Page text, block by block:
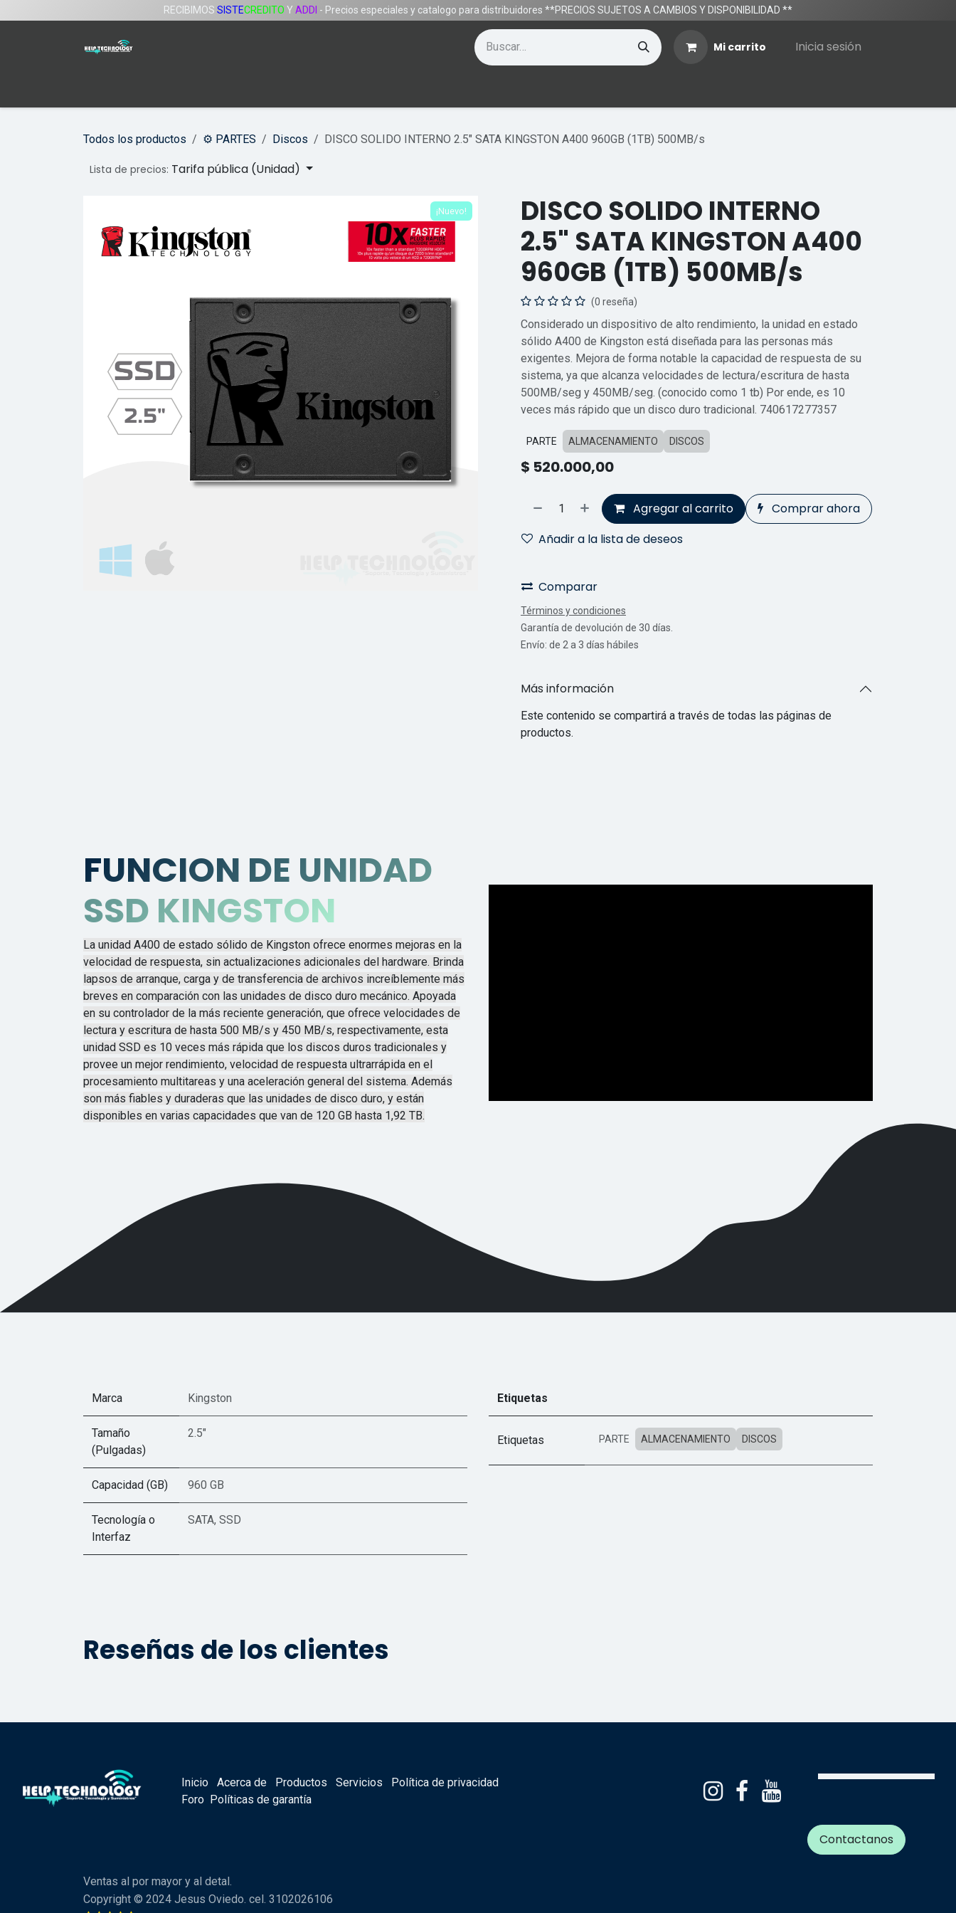
RECIBIMOS SISTECREDITO Y ADDI - Precios especiales y catalogo para distribuidores **PRECIOS SUJETOS A CAMBIOS Y DISPONIBILIDAD **
Mi carrito Inicia sesión
Todos los productos ⚙️ PARTES Discos DISCO SOLIDO INTERNO 2.5" SATA KINGSTON A400 960GB (1TB) 500MB/s
Lista de precios: Tarifa pública (Unidad)
¡Nuevo!
DISCO SOLIDO INTERNO
2.5" SATA KINGSTON A400
960GB (1TB) 500MB/s
(0 reseña)
Considerado un dispositivo de alto rendimiento, la unidad en estado
sólido A400 de Kingston está diseñada para las personas más
exigentes. Mejora de forma notable la capacidad de respuesta de su
sistema, ya que alcanza velocidades de lectura/escritura de hasta
500MB/seg y 450MB/seg. (conocido como 1 tb) Por ende, es 10
veces más rápido que un disco duro tradicional. 740617277357
PARTE ALMACENAMIENTO DISCOS
$ 520.000,00
Agregar al carrito
Comprar ahora
Añadir a la lista de deseos
Comparar
Términos y condiciones
Garantía de devolución de 30 días.
Envío: de 2 a 3 días hábiles
Más información
Este contenido se compartirá a través de todas las páginas de
productos.
FUNCION DE UNIDAD
SSD KINGSTON
La unidad A400 de estado sólido de Kingston ofrece enormes mejoras en la
velocidad de respuesta, sin actualizaciones adicionales del hardware. Brinda
lapsos de arranque, carga y de transferencia de archivos increíblemente más
breves en comparación con las unidades de disco duro mecánico. Apoyada
en su controlador de la más reciente generación, que ofrece velocidades de
lectura y escritura de hasta 500 MB/s y 450 MB/s, respectivamente, esta
unidad SSD es 10 veces más rápida que los discos duros tradicionales y
provee un mejor rendimiento, velocidad de respuesta ultrarrápida en el
procesamiento multitareas y una aceleración general del sistema. Además
son más fiables y duraderas que las unidades de disco duro, y están
disponibles en varias capacidades que van de 120 GB hasta 1,92 TB.
Marca Kingston
Tamaño
(Pulgadas)
2.5"
Capacidad (GB) 960 GB
Tecnología o
Interfaz
SATA, SSD
Etiquetas
Etiquetas PARTE ALMACENAMIENTO DISCOS
Reseñas de los clientes
Inicio Acerca de Productos Servicios
Política de privacidad
Foro Políticas de garantía
Contactanos
Ventas al por mayor y al detal.
Copyright © 2024 Jesus Oviedo. cel. 3102026106